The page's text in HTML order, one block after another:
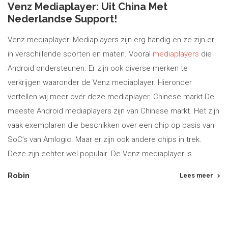
Venz Mediaplayer: Uit China Met
Nederlandse Support!
Venz mediaplayer: Mediaplayers zijn erg handig en ze zijn er
in verschillende soorten en maten. Vooral mediaplayers die
Android ondersteunen. Er zijn ook diverse merken te
verkrijgen waaronder de Venz mediaplayer. Hieronder
vertellen wij meer over deze mediaplayer. Chinese markt De
meeste Android mediaplayers zijn van Chinese markt. Het zijn
vaak exemplaren die beschikken over een chip op basis van
SoC’s van Amlogic. Maar er zijn ook andere chips in trek.
Deze zijn echter wel populair. De Venz mediaplayer is
Robin Lees meer